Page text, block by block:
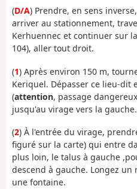
(D/A) Prendre, en sens
arriver au stationnement,
Kerhuennec et continuer sur
104), aller tout droit.
(1) Après environ 150 m,
Keriquel. Dépasser ce lieu-dit
(attention, passage
jusqu'au virage vers la gauche.
(2) À l'entrée du virage,
figuré sur la carte) qui entre
plus loin, le talus à gauche
descend à gauche. Longez
une fontaine.